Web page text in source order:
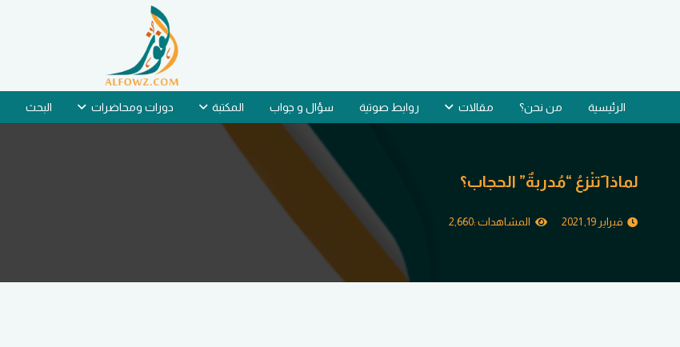
الرئيسية من نحن؟ مقالات روابط صوتية سؤال و جواب المكتبة دورات ومحاضرات البحث
لماذا َتنْزعُ “مُدربةٌ” الحجاب؟
فبراير 19, 2021 المشاهدات :2,660